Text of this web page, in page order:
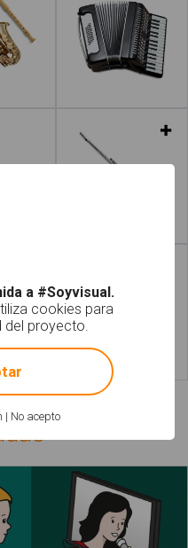
a #Soyvisual.
cookies para
del proyecto.
| No acepto